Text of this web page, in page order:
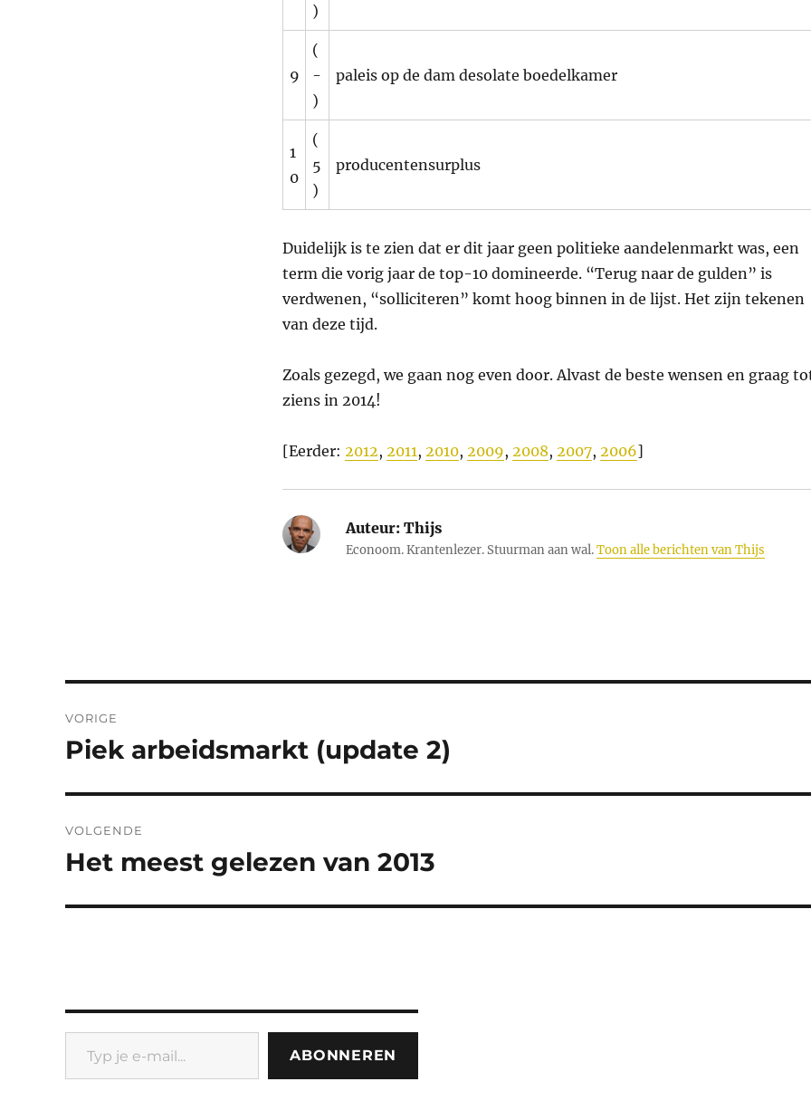
)
9
(
-
)
paleis op de dam desolate boedelkamer
1
0
(
5
)
producentensurplus
Duidelijk is te zien dat er dit jaar geen politieke aandelenmarkt was, een
term die vorig jaar de top-10 domineerde. “Terug naar de gulden” is
verdwenen, “solliciteren” komt hoog binnen in de lijst. Het zijn tekenen
van deze tijd.
Zoals gezegd, we gaan nog even door. Alvast de beste wensen en graag
ziens in 2014!
[Eerder: 2012, 2011 , 2010, 2009, 2008, 2007, 2006]
Auteur: Thijs
Econoom. Krantenlezer. Stuurman aan wal.Toon alle berichten van Thijs
navigatie
VORIGE
Vorig
Piek arbeidsmarkt (update 2)
VOLGENDE
Volgend
Het meest gelezen van 2013
Typ je e-mail...
ABONNEREN